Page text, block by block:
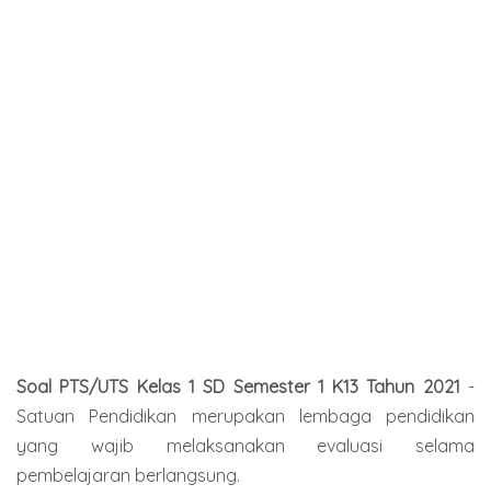
Soal PTS/UTS Kelas 1 SD Semester 1 K13 Tahun 2021 -
Satuan Pendidikan merupakan lembaga pendidikan
yang wajib melaksanakan evaluasi selama
pembelajaran berlangsung.